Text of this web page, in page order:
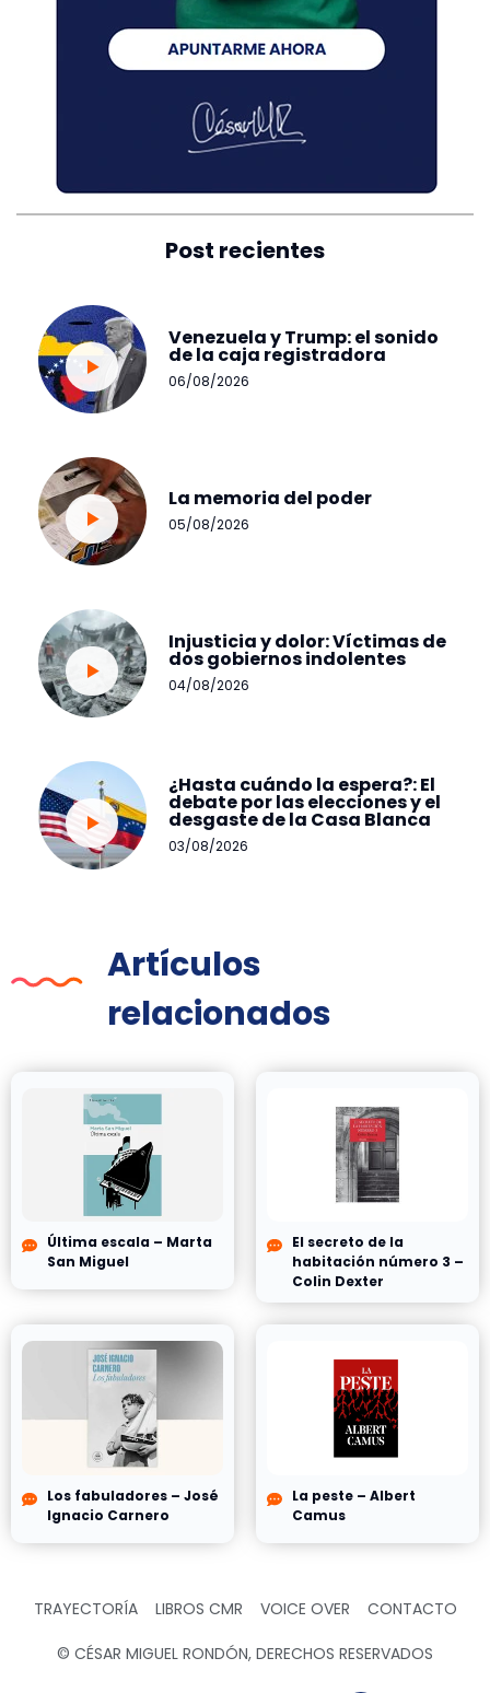
Post recientes
Venezuela y Trump: el sonido
de la caja registradora
06/08/2026
La memoria del poder
05/08/2026
Injusticia y dolor: Víctimas de
dos gobiernos indolentes
04/08/2026
¿Hasta cuándo la espera?: El
debate por las elecciones y el
desgaste de la Casa Blanca
03/08/2026
Artículos
relacionados
Última escala – Marta
San Miguel
El secreto de la
habitación número 3 –
Colin Dexter
Los fabuladores – José
Ignacio Carnero
La peste – Albert
Camus
TRAYECTORÍA LIBROS CMR VOICE OVER CONTACTO
© CÉSAR MIGUEL RONDÓN, DERECHOS RESERVADOS